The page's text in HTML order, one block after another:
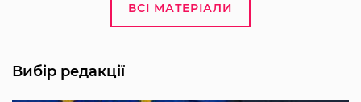
ВСІ МАТЕРІАЛИ
Вибір редакції